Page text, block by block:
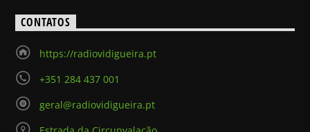
CONTATOS
https://radiovidigueira.pt
+351 284 437 001
geral@radiovidigueira.pt